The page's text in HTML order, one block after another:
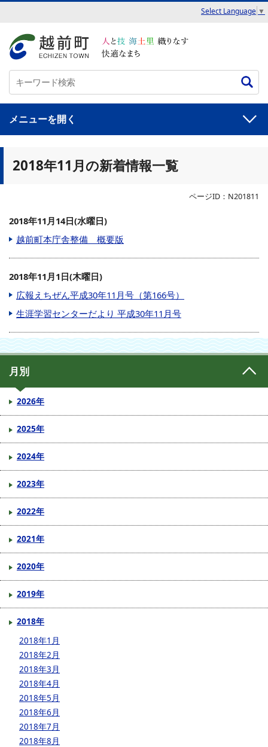
Select Language ▼
メニュー
2018年11月の新着情報一覧
ページID：N201811
2018年11月14日(水曜日)
越前町本庁舎整備 概要版
2018年11月1日(木曜日)
広報えちぜん平成30年11月号（第166号）
生涯学習センターだより 平成30年11月号
月別
2026年
2025年
2024年
2023年
2022年
2021年
2020年
2019年
2018年
2018年1月
2018年2月
2018年3月
2018年4月
2018年5月
2018年6月
2018年7月
2018年8月